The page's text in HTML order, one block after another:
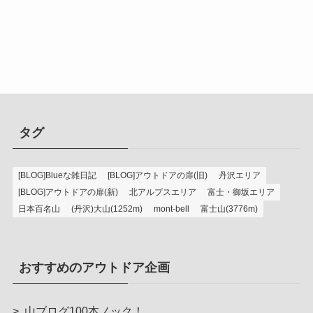
タグ
[BLOG]Blueな雑日記 [BLOG]アウトドアの扉(旧)
丹沢エリア
[BLOG]アウトドアの扉(新)
北アルプスエリア
富士・御坂エリア
日本百名山
(丹沢)大山(1252m) mont-bell 富士山(3776m)
おすすめのアウトドア企画